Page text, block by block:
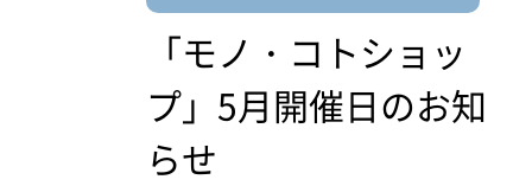
「モノ・コトショッ
プ」5月開催日のお知
らせ